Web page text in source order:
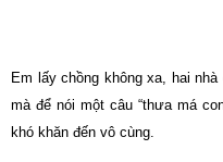
Em lấy chồng không xa, hai
mà để nói một câu “thưa má
khó khăn đến vô cùng.